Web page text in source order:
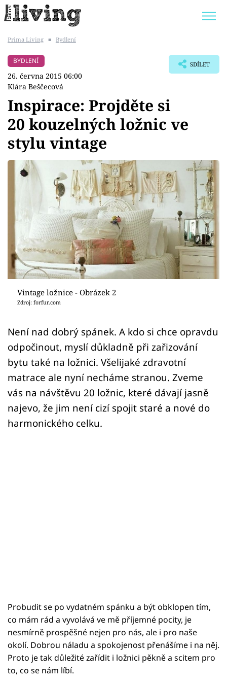
BYDLENÍ SLAVNÝCH
Témata
Bydlení
Zahrada
Design
Sledujte prima+
Přihlášení
Sledujte nás
Prima Living ■ Bydlení
BYDLENÍ
26. června 2015 06:00
Klára Beščecová
SDÍLET
Inspirace: Projděte si
20 kouzelných ložnic ve
stylu vintage
Vintage ložnice - Obrázek 2
Zdroj: forfur.com
Není nad dobrý spánek. A kdo si chce opravdu
odpočinout, myslí důkladně při zařizování
bytu také na ložnici. Všelijaké zdravotní
matrace ale nyní necháme stranou. Zveme
vás na návštěvu 20 ložnic, které dávají jasně
najevo, že jim není cizí spojit staré a nové do
harmonického celku.
Probudit se po vydatném spánku a být obklopen tím,
co mám rád a vyvolává ve mě příjemné pocity, je
nesmírně prospěšné nejen pro nás, ale i pro naše
okolí. Dobrou náladu a spokojenost přenášíme i na něj.
Proto je tak důležité zařídit i ložnici pěkně a scitem pro
to, co se nám líbí.